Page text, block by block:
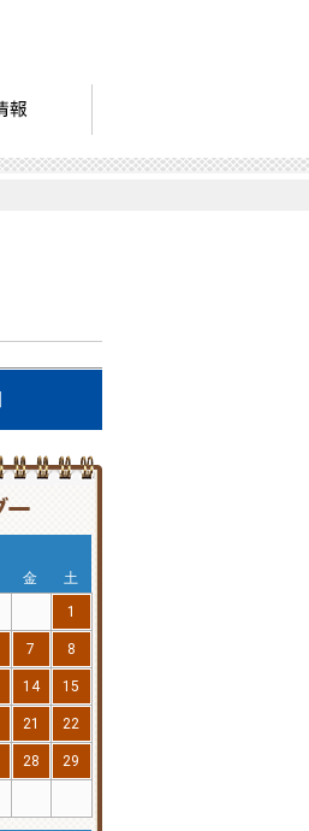
金
土
1
7 8
14 15
21 22
28 29